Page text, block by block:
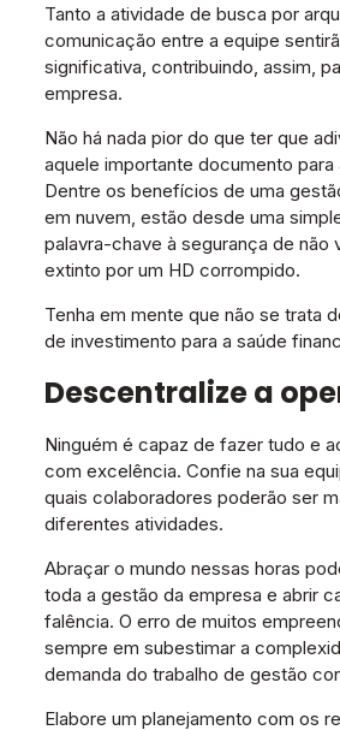
Tanto a atividade de busca por
comunicação entre a equipe
significativa, contribuindo, assim,
empresa.
Não há nada pior do que ter que
aquele importante documento para
Dentre os benefícios de uma
em nuvem, estão desde uma
palavra-chave à segurança de não
extinto por um HD corrompido.
Tenha em mente que não se trata
de investimento para a saúde
Descentralize a
Ninguém é capaz de fazer tudo e
com excelência. Confie na sua
quais colaboradores poderão ser
diferentes atividades.
Abraçar o mundo nessas horas
toda a gestão da empresa e abrir
falência. O erro de muitos
sempre em subestimar a
demanda do trabalho de gestão
Elabore um planejamento com os